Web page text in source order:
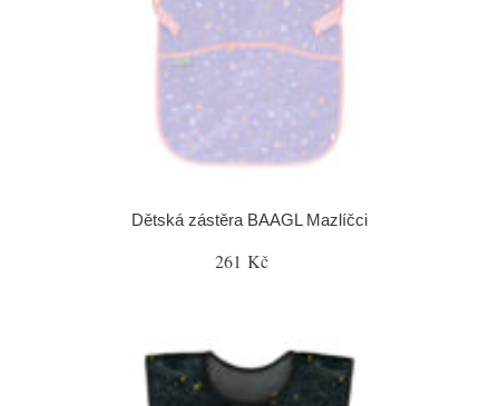
Dětská zástěra BAAGL Mazlíčci
261 Kč